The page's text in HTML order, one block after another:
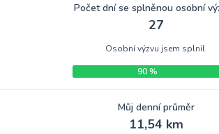
Počet dní se splněnou osobní
27
Osobní výzvu jsem splnil.
90 %
Můj denní průměr
11,54 km